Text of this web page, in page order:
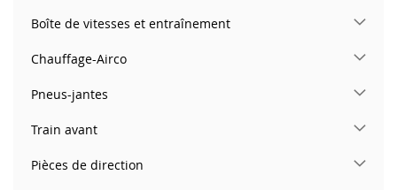
Boîte de vitesses et entraînement
Chauffage-Airco
Pneus-jantes
Train avant
Pièces de direction